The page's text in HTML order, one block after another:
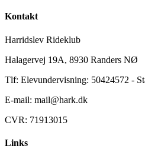
Kontakt
Harridslev Rideklub
Halagervej 19A, 8930 Randers NØ
Tlf: Elevundervisning: 50424572 -
E-mail: mail@hark.dk
CVR: 71913015
Links